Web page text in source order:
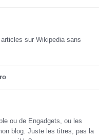
sur Wikipedia sans
ou de Engadgets, ou les
blog. Juste les titres, pas la